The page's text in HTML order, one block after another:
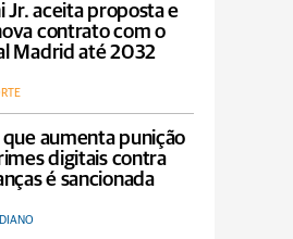
Jr. aceita proposta e
contrato com o
Madrid até 2032
que aumenta punição
digitais contra
é sancionada